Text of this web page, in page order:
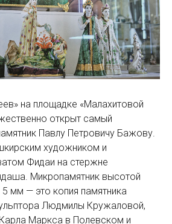
на площадке «Малахитовой
открыт самый
Павлу Петровичу Бажову.
художником и
Фидаи на стержне
Микропамятник высотой
мм — это копия памятника
Людмилы Кружаловой,
Маркса в Полевском и